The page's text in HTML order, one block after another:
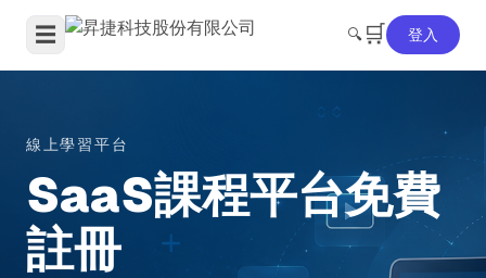
☰ 🔍 🛒 登入
線上學習平台
SaaS課程平台免費
註冊